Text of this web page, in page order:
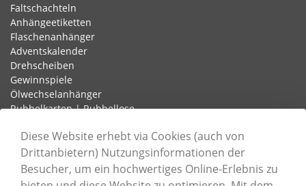
Faltschachteln
Anhängeetiketten
Flaschenanhänger
Adventskalender
Drehscheiben
Gewinnspiele
Ölwechselanhänger
Rubbelkarten | Rubbellose
Informationen
Diese Website erhebt via Cookies (auch von
Drittanbietern) Nutzungsinformationen der
Besucher, um ein hochwertiges Online-Erlebnis zu